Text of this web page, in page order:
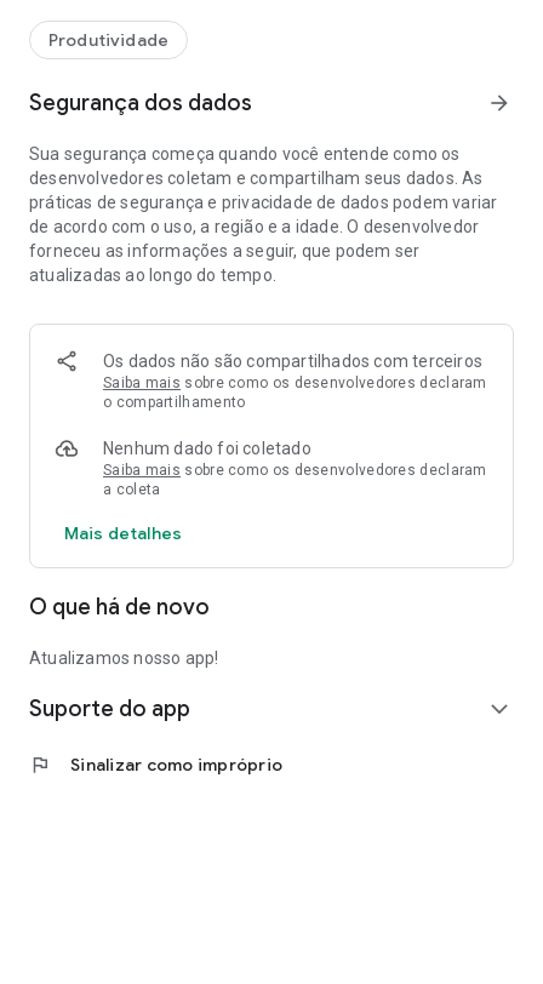
oferecidos pela FriOnline.
Produtividade
Segurança dos dados arrow_forward
Sua segurança começa quando você entende como os
desenvolvedores coletam e compartilham seus dados. As
práticas de segurança e privacidade de dados podem variar
de acordo com o uso, a região e a idade. O desenvolvedor
forneceu as informações a seguir, que podem ser
atualizadas ao longo do tempo.
Os dados não são compartilhados com terceiros
Saiba mais sobre como os desenvolvedores declaram
o compartilhamento
Nenhum dado foi coletado
Saiba mais sobre como os desenvolvedores declaram
a coleta
Mais detalhes
O que há de novo
Atualizamos nosso app!
Suporte do app expand_more
flag Sinalizar como impróprio